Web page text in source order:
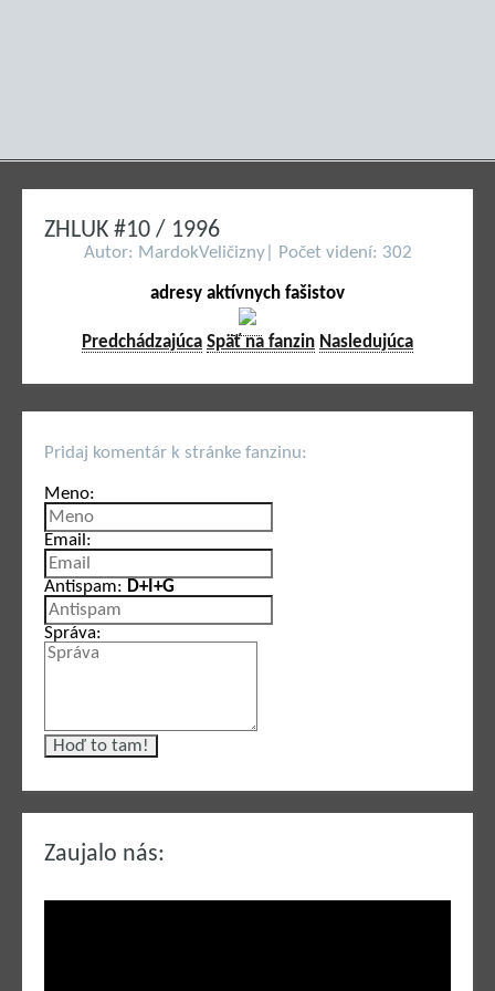
Zaujalo nás:
ZHLUK #10 / 1996
Autor: MardokVeličizny| Počet videní: 302
adresy aktívnych fašistov
Predchádzajúca Späť na fanzin Nasledujúca
Pridaj komentár k stránke fanzinu:
Meno:
Email:
Antispam: D+I+G
Správa: